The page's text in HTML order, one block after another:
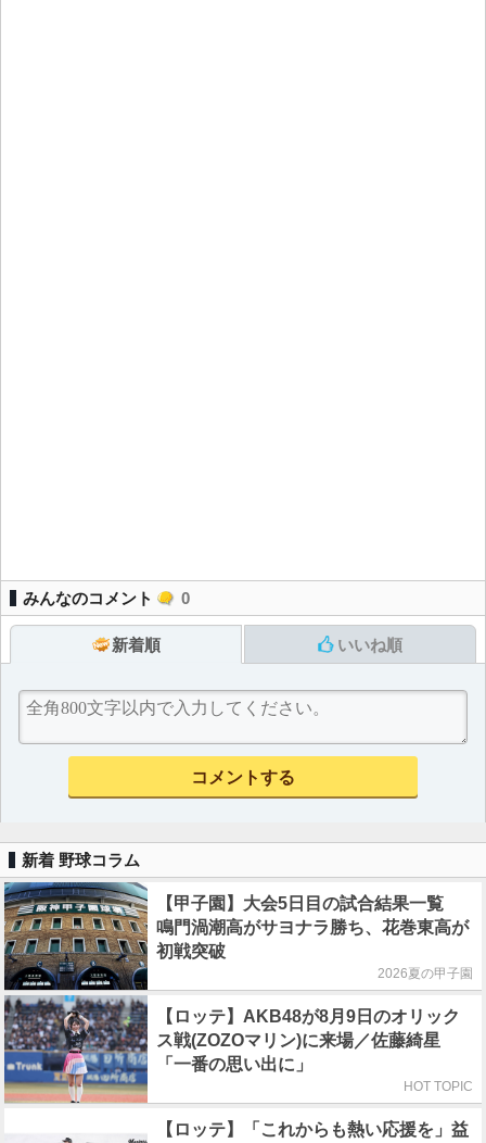
みんなのコメント 0
新着順 いいね順
新着 野球コラム
【甲子園】大会5日目の試合結果一覧
鳴門渦潮高がサヨナラ勝ち、花巻東高が
初戦突破
2026夏の甲子園
【ロッテ】AKB48が8月9日のオリック
ス戦(ZOZOマリン)に来場／佐藤綺星
「一番の思い出に」
HOT TOPIC
【ロッテ】「これからも熱い応援を」益